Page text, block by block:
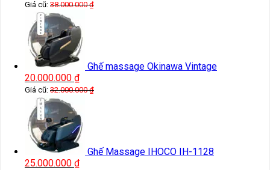
Giá cũ: 38.000.000₫
Ghế massage Okinawa Vintage
20.000.000 ₫
Giá cũ: 32.000.000₫
Ghế Massage IHOCO IH-1128
25.000.000 ₫